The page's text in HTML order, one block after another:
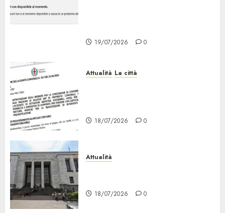
19/07/2026 0
Attualità La città
18/07/2026 0
Attualità
18/07/2026 0